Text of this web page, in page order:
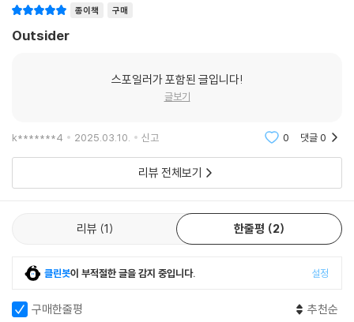
종이책 구매
Outsider
스포일러가 포함된 글입니다!
글보기
k*******4 2025.03.10. 신고 0 댓글0
리뷰 전체보기
리뷰 1 한줄평 2
클린봇이 부적절한 글을 감지 중입니다. 설정
구매한줄평 추천순